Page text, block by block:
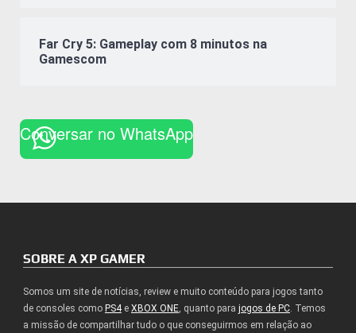
Far Cry 5: Gameplay com 8 minutos na
Gamescom
Conversar no WhatsApp
SOBRE A XP GAMER
Somos um site de notícias, review e muito conteúdo para jogos tanto
de consoles como PS4e XBOX ONE, quanto para jogos de PC. Temos
a missão de compartilhar tudo o que conseguirmos em relação ao